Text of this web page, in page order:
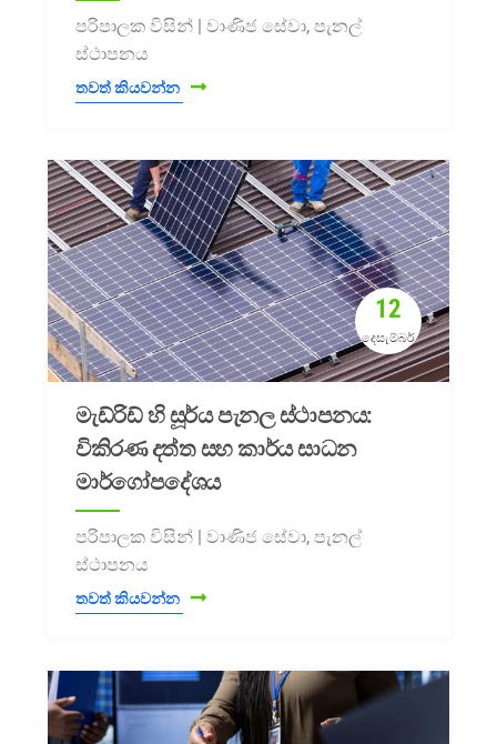
පරිපාලක විසින් | වාණිජ සේවා, පැනල්
ස්ථාපනය
තවත් කියවන්න
12
දෙසැම්බර්
මැඩ්රිඩ් හි සූර්ය පැනල ස්ථාපනය:
විකිරණ දත්ත සහ කාර්ය සාධන
මාර්ගෝපදේශය
පරිපාලක විසින් | වාණිජ සේවා, පැනල්
ස්ථාපනය
තවත් කියවන්න